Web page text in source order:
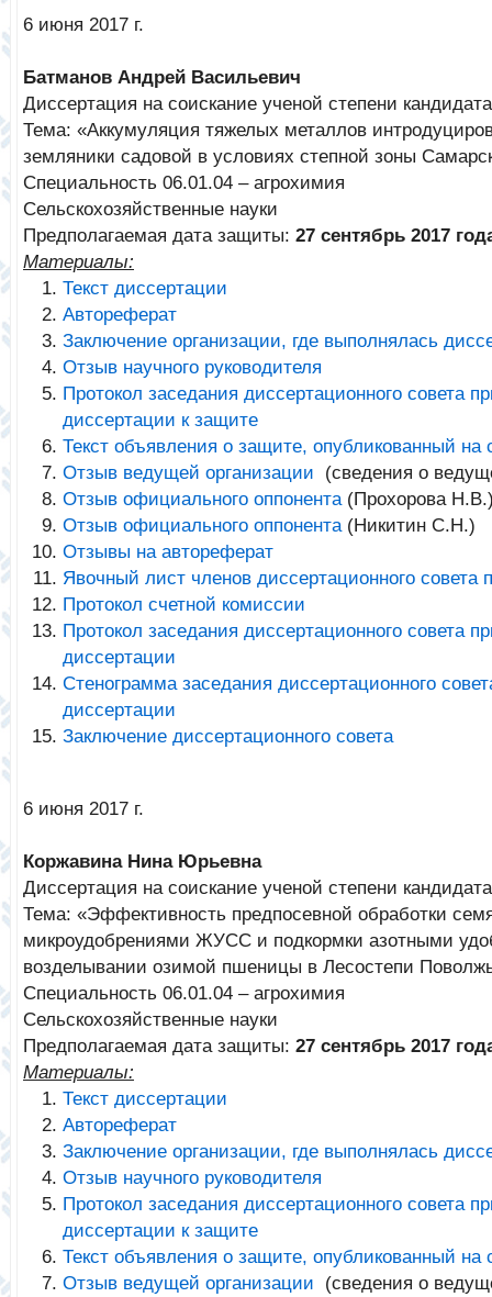
6 июня 2017 г.
Батманов Андрей Васильевич
Диссертация на соискание ученой степени
Тема: «Аккумуляция тяжелых металлов
земляники садовой в условиях степной зоны
Специальность 06.01.04 – агрохимия
Сельскохозяйственные науки
Предполагаемая дата защиты: 27 сентябрь 2017
Материалы:
Текст диссертации
Автореферат
Заключение организации, где выполнялась
Отзыв научного руководителя
Протокол заседания диссертационного совета
диссертации к защите
Текст объявления о защите, опубликованный
Отзыв ведущей организации (сведения о
Отзыв официального оппонента(Прохорова
Отзыв официального оппонента(Никитин С.Н.)
Отзывы на автореферат
Явочный лист членов диссертационного совета
Протокол счетной комиссии
Протокол заседания диссертационного совета
диссертации
Стенограмма заседания диссертационного
диссертации
Заключение диссертационного совета
6 июня 2017 г.
Коржавина Нина Юрьевна
Диссертация на соискание ученой степени
Тема: «Эффективность предпосевной обработки
микроудобрениями ЖУСС и подкормки азотными
возделывании озимой пшеницы в Лесостепи
Специальность 06.01.04 – агрохимия
Сельскохозяйственные науки
Предполагаемая дата защиты: 27 сентябрь 2017
Материалы:
Текст диссертации
Автореферат
Заключение организации, где выполнялась
Отзыв научного руководителя
Протокол заседания диссертационного совета
диссертации к защите
Текст объявления о защите, опубликованный
Отзыв ведущей организации (сведения о